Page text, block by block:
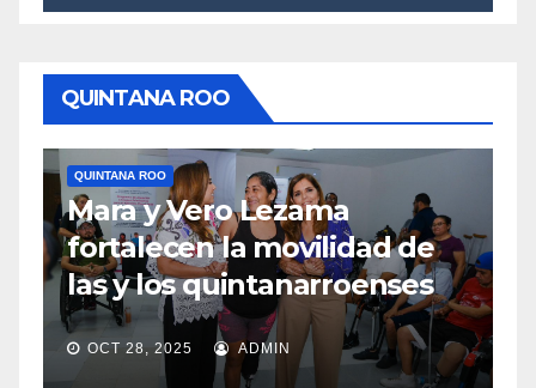
QUINTANA ROO
QUINTANA ROO
Mara y Vero Lezama
fortalecen la movilidad de
las y los quintanarroenses
OCT 28, 2025 ADMIN